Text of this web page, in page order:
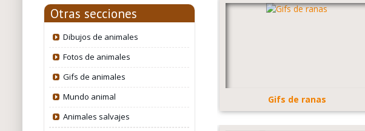
Otras secciones
Dibujos de animales
Fotos de animales
Gifs de animales
Mundo animal
Animales salvajes
Gifs de ranas